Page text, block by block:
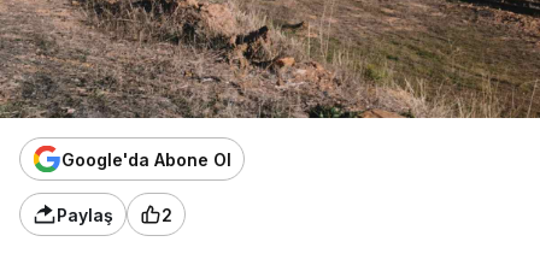
Google'da Abone Ol
Paylaş 2